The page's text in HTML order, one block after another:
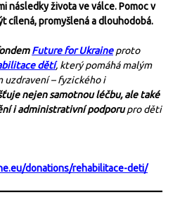
následky života ve válce. Pomoc v
cílená, promyšlená a dlouhodobá.
Future for Ukraineproto
dětí, který pomáhá malým
– fyzického i
nejen samotnou léčbu, ale také
i administrativní podporupro děti
donations/rehabilitace-deti/